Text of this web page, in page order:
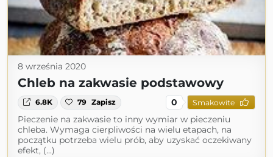
8 września 2020
Chleb na zakwasie podstawowy
6.8K 79 Zapisz 0 Smakowite
Pieczenie na zakwasie to inny wymiar w pieczeniu
chleba. Wymaga cierpliwości na wielu etapach, na
początku potrzeba wielu prób, aby uzyskać oczekiwany
efekt, (...)